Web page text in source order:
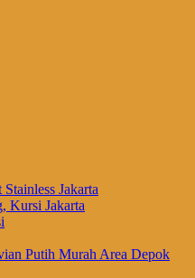
Jakarta
Kursi Jakarta
Putih Murah Area Depok